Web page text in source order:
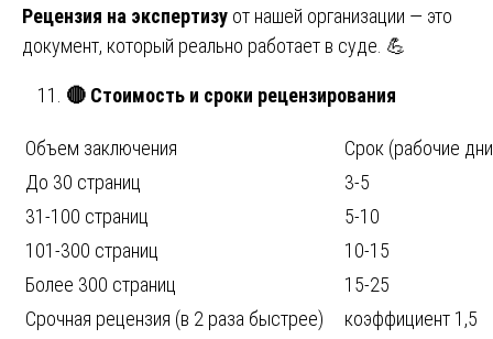
Рецензия на экспертизу от нашей организации — это
документ, который реально работает в суде. 💪
🔴 Стоимость и сроки рецензирования
Объем заключения
Срок (рабочие
До 30 страниц
3-5
31-100 страниц
5-10
101-300 страниц
10-15
Более 300 страниц
15-25
Срочная рецензия (в 2 раза быстрее)
коэффициент 1,5